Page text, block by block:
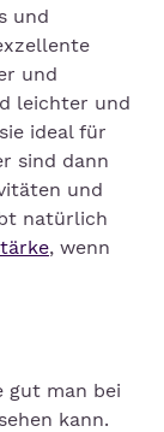
und
und
leichter und
ideal für
sind dann
und
natürlich
, wenn
gut man bei
kann.